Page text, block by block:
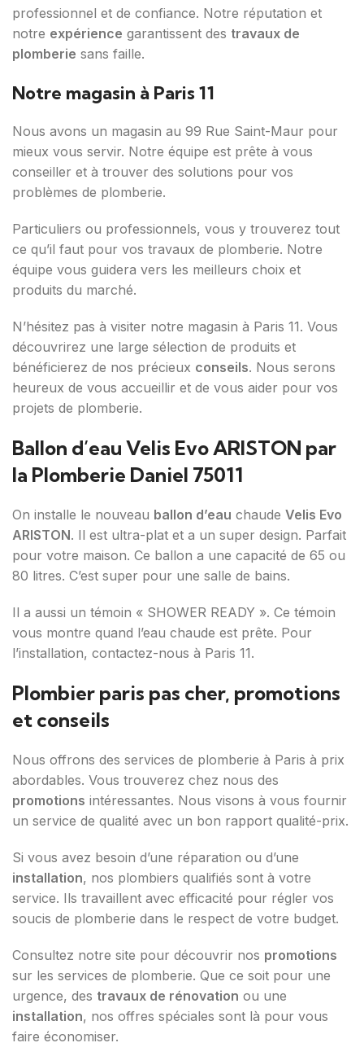
professionnel et de confiance. Notre réputation et
notre expérience garantissent des travaux de
plomberie sans faille.
Notre magasin à Paris 11
Nous avons un magasin au 99 Rue Saint-Maur pour
mieux vous servir. Notre équipe est prête à vous
conseiller et à trouver des solutions pour vos
problèmes de plomberie.
Particuliers ou professionnels, vous y trouverez tout
ce qu’il faut pour vos travaux de plomberie. Notre
équipe vous guidera vers les meilleurs choix et
produits du marché.
N’hésitez pas à visiter notre magasin à Paris 11. Vous
découvrirez une large sélection de produits et
bénéficierez de nos précieux conseils. Nous serons
heureux de vous accueillir et de vous aider pour vos
projets de plomberie.
Ballon d’eau Velis Evo ARISTON par
la Plomberie Daniel 75011
On installe le nouveau ballon d’eau chaude Velis Evo
ARISTON. Il est ultra-plat et a un super design. Parfait
pour votre maison. Ce ballon a une capacité de 65 ou
80 litres. C’est super pour une salle de bains.
Il a aussi un témoin « SHOWER READY ». Ce témoin
vous montre quand l’eau chaude est prête. Pour
l’installation, contactez-nous à Paris 11.
Plombier paris pas cher, promotions
et conseils
Nous offrons des services de plomberie à Paris à prix
abordables. Vous trouverez chez nous des
promotions intéressantes. Nous visons à vous fournir
un service de qualité avec un bon rapport qualité-prix.
Si vous avez besoin d’une réparation ou d’une
installation, nos plombiers qualifiés sont à votre
service. Ils travaillent avec efficacité pour régler vos
soucis de plomberie dans le respect de votre budget.
Consultez notre site pour découvrir nos promotions
sur les services de plomberie. Que ce soit pour une
urgence, des travaux de rénovation ou une
installation, nos offres spéciales sont là pour vous
faire économiser.